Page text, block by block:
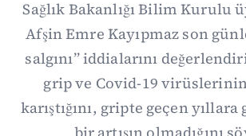
Sağlık Bakanlığı Bilim Kurulu
Afşin Emre Kayıpmaz son
salgını” iddialarını
grip ve Covid-19
karıştığını, gripte geçen